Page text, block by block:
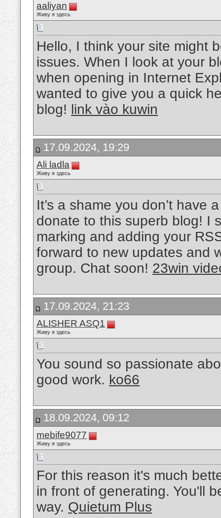
aaliyan
Живу я здесь
Hello, I think your site might
issues. When I look at your
when opening in Internet
wanted to give you a quick
blog! link vào kuwin
17.09.2024, 19:29
Ali ladla
Живу я здесь
It’s a shame you don’t have
donate to this superb blog! I
marking and adding your
forward to new updates and
group. Chat soon! 23win
17.09.2024, 21:23
ALISHER ASQ1
Живу я здесь
You sound so passionate
good work. ko66
18.09.2024, 09:12
mebife9077
Живу я здесь
For this reason it's much
in front of generating. You'll
way. Quietum Plus